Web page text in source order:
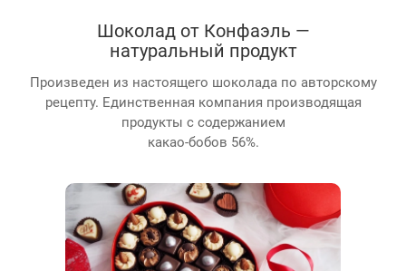
Шоколад от Конфаэль —
натуральный продукт
Произведен из настоящего шоколада по авторскому
рецепту. Единственная компания производящая
продукты с содержанием
какао-бобов 56%.